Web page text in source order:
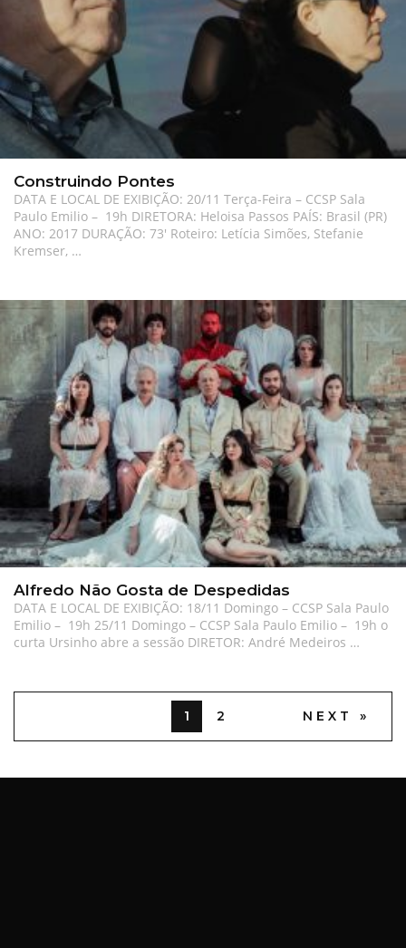
Construindo Pontes
DATA E LOCAL DE EXIBIÇÃO: 20/11 Terça-Feira – CCSP Sala
Paulo Emilio – 19h DIRETORA: Heloisa Passos PAÍS: Brasil (PR)
ANO: 2017 DURAÇÃO: 73′ Roteiro: Letícia Simões, Stefanie
Kremser, …
Alfredo Não Gosta de Despedidas
DATA E LOCAL DE EXIBIÇÃO: 18/11 Domingo – CCSP Sala Paulo
Emilio – 19h 25/11 Domingo – CCSP Sala Paulo Emilio – 19h o
curta Ursinho abre a sessão DIRETOR: André Medeiros …
1 2 NEXT »